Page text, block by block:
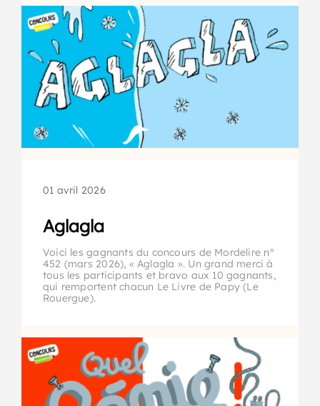
01 avril 2026
Aglagla
Voici les gagnants du concours de Mordelire n°
452 (mars 2026), « Aglagla ». Un grand merci à
tous les participants et bravo aux 10 gagnants,
qui remportent chacun Le Livre de Papy (Le
Rouergue).